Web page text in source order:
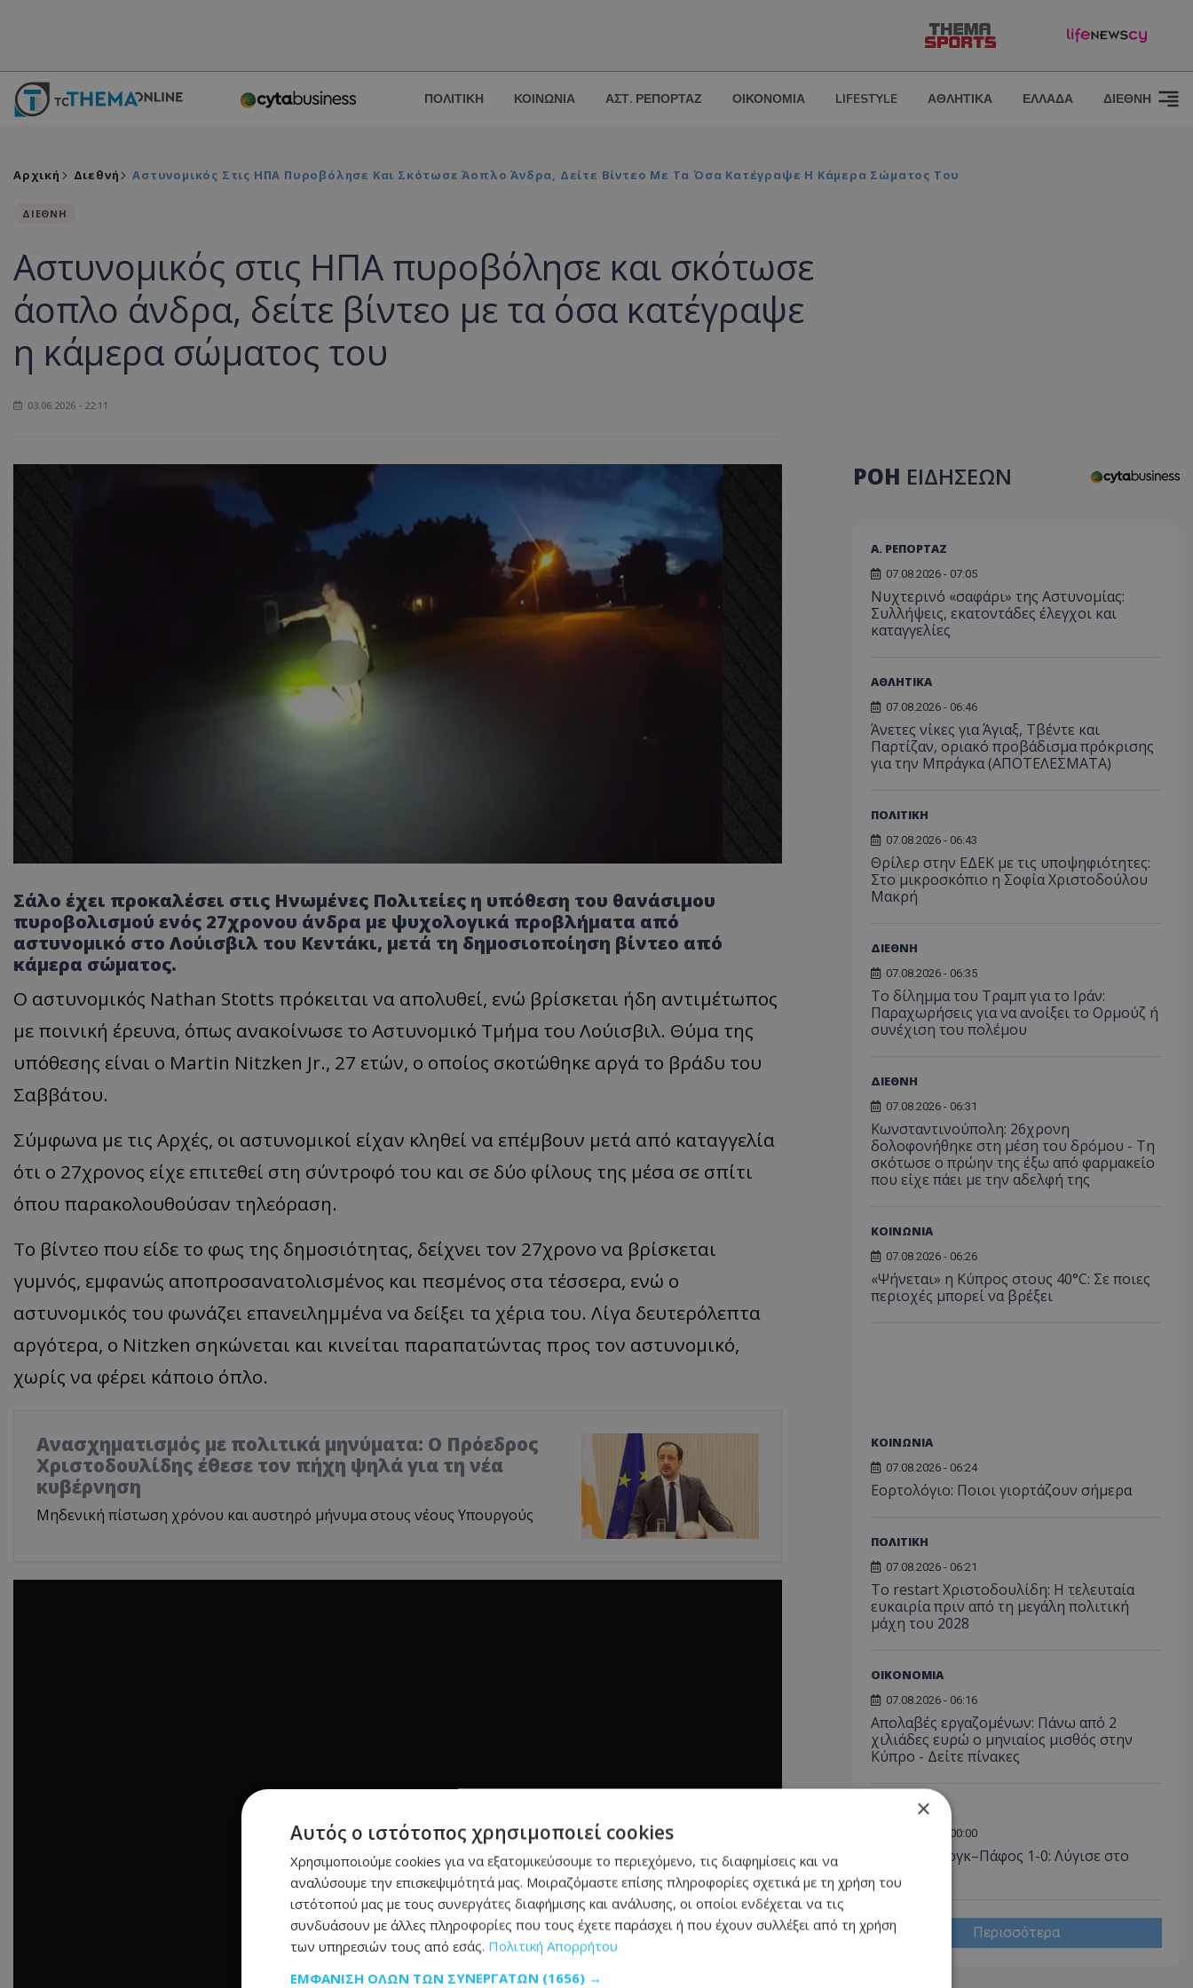
ΠΟΛΙΤΙΚΗ ΚΟΙΝΩΝΙΑ ΑΣΤ. ΡΕΠΟΡΤΑΖ ΟΙΚΟΝΟΜΙΑ LIFESTYLE ΑΘΛΗΤΙΚΑ ΕΛΛΑΔΑ ΔΙΕΘΝΗ
Αρχική Διεθνή Αστυνομικός Στις ΗΠΑ Πυροβόλησε Και Σκότωσε Άοπλο Άνδρα, Δείτε Βίντεο Με Τα Όσα Κατέγραψε Η Κάμερα Σώματος Του
ΔΙΕΘΝΗ
Αστυνομικός στις ΗΠΑ πυροβόλησε και σκότωσε
άοπλο άνδρα, δείτε βίντεο με τα όσα κατέγραψε
η κάμερα σώματος του
03.06.2026 - 22:11
Σάλο έχει προκαλέσει στις Ηνωμένες Πολιτείες η υπόθεση του θανάσιμου
πυροβολισμού ενός 27χρονου άνδρα με ψυχολογικά προβλήματα από
αστυνομικό στο Λούισβιλ του Κεντάκι, μετά τη δημοσιοποίηση βίντεο από
κάμερα σώματος.
Ο αστυνομικός Nathan Stotts πρόκειται να απολυθεί, ενώ βρίσκεται ήδη αντιμέτωπος
με ποινική έρευνα, όπως ανακοίνωσε το Αστυνομικό Τμήμα του Λούισβιλ. Θύμα της
υπόθεσης είναι ο Martin Nitzken Jr., 27 ετών, ο οποίος σκοτώθηκε αργά το βράδυ του
Σαββάτου.
Σύμφωνα με τις Αρχές, οι αστυνομικοί είχαν κληθεί να επέμβουν μετά από καταγγελία
ότι ο 27χρονος είχε επιτεθεί στη σύντροφό του και σε δύο φίλους της μέσα σε σπίτι
όπου παρακολουθούσαν τηλεόραση.
Το βίντεο που είδε το φως της δημοσιότητας, δείχνει τον 27χρονο να βρίσκεται
γυμνός, εμφανώς αποπροσανατολισμένος και πεσμένος στα τέσσερα, ενώ ο
αστυνομικός του φωνάζει επανειλημμένα να δείξει τα χέρια του. Λίγα δευτερόλεπτα
αργότερα, ο Nitzken σηκώνεται και κινείται παραπατώντας προς τον αστυνομικό,
χωρίς να φέρει κάποιο όπλο.
Ανασχηματισμός με πολιτικά μηνύματα: Ο Πρόεδρος
Χριστοδουλίδης έθεσε τον πήχη ψηλά για τη νέα
κυβέρνηση
Μηδενική πίστωση χρόνου και αυστηρό μήνυμα στους νέους Υπουργούς
ΡΟΗ ΕΙΔΗΣΕΩΝ
Α. ΡΕΠΟΡΤΑΖ
07.08.2026 - 07:05
Νυχτερινό «σαφάρι» της Αστυνομίας:
Συλλήψεις, εκατοντάδες έλεγχοι και
καταγγελίες
ΑΘΛΗΤΙΚΑ
07.08.2026 - 06:46
Άνετες νίκες για Άγιαξ, Τβέντε και
Παρτίζαν, οριακό προβάδισμα πρόκρισης
για την Μπράγκα (ΑΠΟΤΕΛΕΣΜΑΤΑ)
ΠΟΛΙΤΙΚΗ
07.08.2026 - 06:43
Θρίλερ στην ΕΔΕΚ με τις υποψηφιότητες:
Στο μικροσκόπιο η Σοφία Χριστοδούλου
Μακρή
ΔΙΕΘΝΗ
07.08.2026 - 06:35
Το δίλημμα του Τραμπ για το Ιράν:
Παραχωρήσεις για να ανοίξει το Ορμούζ ή
συνέχιση του πολέμου
ΔΙΕΘΝΗ
07.08.2026 - 06:31
Κωνσταντινούπολη: 26χρονη
δολοφονήθηκε στη μέση του δρόμου - Τη
σκότωσε ο πρώην της έξω από φαρμακείο
που είχε πάει με την αδελφή της
ΚΟΙΝΩΝΙΑ
07.08.2026 - 06:26
«Ψήνεται» η Κύπρος στους 40°C: Σε ποιες
περιοχές μπορεί να βρέξει
ΚΟΙΝΩΝΙΑ
07.08.2026 - 06:24
Εορτολόγιο: Ποιοι γιορτάζουν σήμερα
ΠΟΛΙΤΙΚΗ
07.08.2026 - 06:21
Το restart Χριστοδουλίδη: Η τελευταία
ευκαιρία πριν από τη μεγάλη πολιτική
μάχη του 2028
ΟΙΚΟΝΟΜΙΑ
07.08.2026 - 06:16
Απολαβές εργαζομένων: Πάνω από 2
χιλιάδες ευρώ ο μηνιαίος μισθός στην
Κύπρο - Δείτε πίνακες
ΑΘΛΗΤΙΚΑ
07.08.2026 - 00:00
Σάλτσμπουργκ–Πάφος 1-0: Λύγισε στο
Περισσότερα
×
Αυτός ο ιστότοπος χρησιμοποιεί cookies
Χρησιμοποιούμε cookies για να εξατομικεύσουμε το περιεχόμενο, τις διαφημίσεις και να
αναλύσουμε την επισκεψιμότητά μας. Μοιραζόμαστε επίσης πληροφορίες σχετικά με τη χρήση του
ιστότοπού μας με τους συνεργάτες διαφήμισης και ανάλυσης, οι οποίοι ενδέχεται να τις
συνδυάσουν με άλλες πληροφορίες που τους έχετε παράσχει ή που έχουν συλλέξει από τη χρήση
των υπηρεσιών τους από εσάς. Πολιτική Απορρήτου
ΕΜΦΆΝΙΣΗ ΌΛΩΝ ΤΩΝ ΣΥΝΕΡΓΑΤΏΝ (1656) →